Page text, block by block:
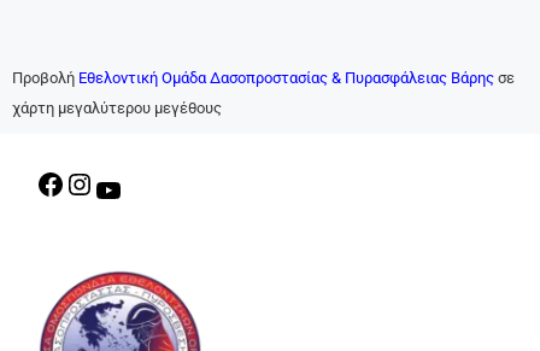
Προβολή Εθελοντική Ομάδα Δασοπροστασίας & Πυρασφάλειας Βάρης σε
χάρτη μεγαλύτερου μεγέθους